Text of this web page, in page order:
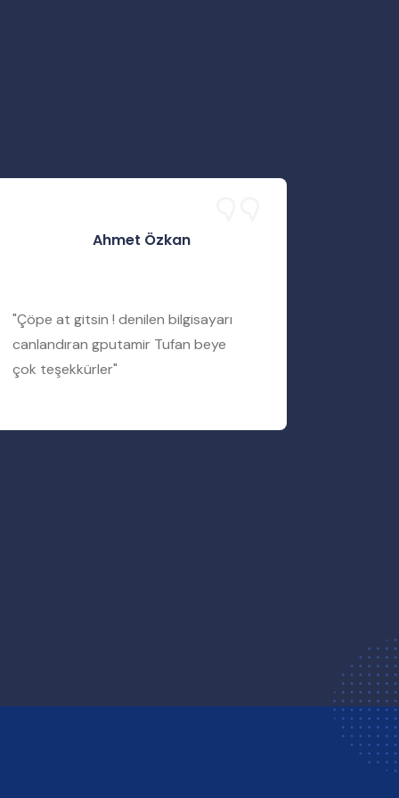
Ahmet Özkan
"Çöpe at gitsin ! denilen bilgisayarı
canlandıran gputamir Tufan beye
çok teşekkürler"